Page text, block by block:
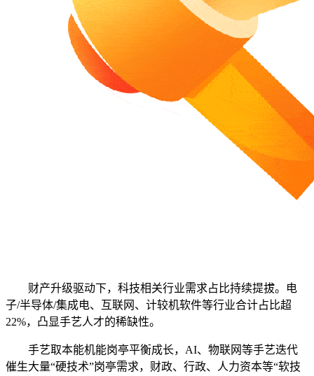
财产升级驱动下，科技相关行业需求占比持续提拔。电
子/半导体/集成电、互联网、计较机软件等行业合计占比超
22%，凸显手艺人才的稀缺性。
手艺取本能机能岗亭平衡成长，AI、物联网等手艺迭代
催生大量“硬技术”岗亭需求，财政、行政、人力资本等“软技